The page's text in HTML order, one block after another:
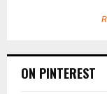
ON PINTEREST